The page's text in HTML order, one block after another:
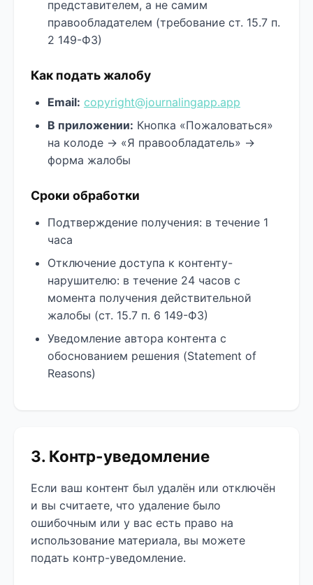
представителем, а не самим
правообладателем (требование ст. 15.7 п.
2 149-ФЗ)
Как подать жалобу
Email: copyright@journalingapp.app
В приложении: Кнопка «Пожаловаться»
на колоде → «Я правообладатель» →
форма жалобы
Сроки обработки
Подтверждение получения: в течение 1
часа
Отключение доступа к контенту-
нарушителю: в течение 24 часов с
момента получения действительной
жалобы (ст. 15.7 п. 6 149-ФЗ)
Уведомление автора контента с
обоснованием решения (Statement of
Reasons)
3. Контр-уведомление
Если ваш контент был удалён или отключён
и вы считаете, что удаление было
ошибочным или у вас есть право на
использование материала, вы можете
подать контр-уведомление.